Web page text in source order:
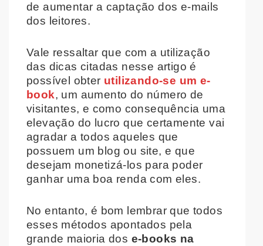
de aumentar a captação dos e-mails
dos leitores.
Vale ressaltar que com a utilização
das dicas citadas nesse artigo é
possível obter utilizando-se um e-
book, um aumento do número de
visitantes, e como consequência uma
elevação do lucro que certamente vai
agradar a todos aqueles que
possuem um blog ou site, e que
desejam monetizá-los para poder
ganhar uma boa renda com eles.
No entanto, é bom lembrar que todos
esses métodos apontados pela
grande maioria dos e-books na